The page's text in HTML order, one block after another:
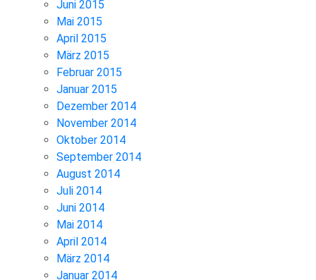
Juni 2015
Mai 2015
April 2015
März 2015
Februar 2015
Januar 2015
Dezember 2014
November 2014
Oktober 2014
September 2014
August 2014
Juli 2014
Juni 2014
Mai 2014
April 2014
März 2014
Januar 2014